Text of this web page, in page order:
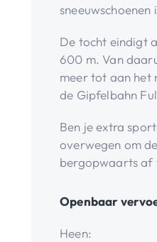
sneeuwschoenen
De tocht eindigt
600 m. Van
meer tot aan het
de Gipfelbahn
Ben je extra
overwegen om
bergopwaarts af
Openbaar
Heen: